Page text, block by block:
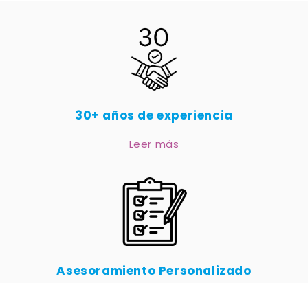
30+ años de experiencia
Leer más
Asesoramiento Personalizado